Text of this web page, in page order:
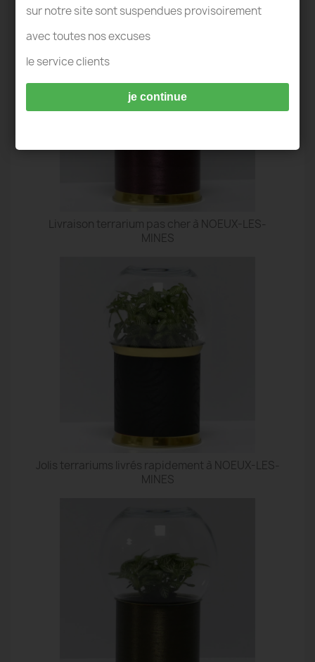
TERRARIUM NOEUX-LES-MINES
Livraison terrarium pas cher à NOEUX-LES-
MINES
Jolis terrariums livrés rapidement à NOEUX-LES-
MINES
sur notre site sont suspendues provisoirement
avec toutes nos excuses
le service clients
je continue